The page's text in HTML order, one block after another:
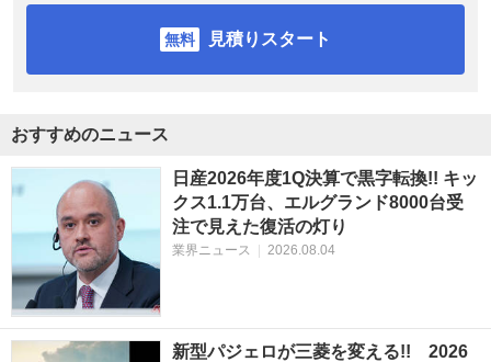
見積りスタート
おすすめのニュース
日産2026年度1Q決算で黒字転換!! キッ
クス1.1万台、エルグランド8000台受
注で見えた復活の灯り
業界ニュース 2026.08.04
新型パジェロが三菱を変える!! 2026